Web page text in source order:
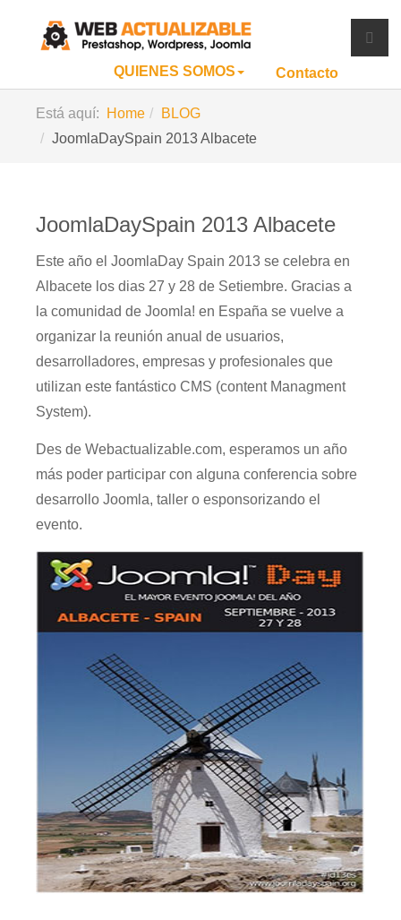
QUIENES SOMOS Contacto
Está aquí: Home
BLOG
JoomlaDaySpain 2013 Albacete
JoomlaDaySpain 2013 Albacete
Este año el JoomlaDay Spain 2013 se celebra en
Albacete los dias 27 y 28 de Setiembre. Gracias a
la comunidad de Joomla! en España se vuelve a
organizar la reunión anual de usuarios,
desarrolladores, empresas y profesionales que
utilizan este fantástico CMS (content Managment
System).
Des de Webactualizable.com, esperamos un año
más poder participar con alguna conferencia sobre
desarrollo Joomla, taller o esponsorizando el
evento.